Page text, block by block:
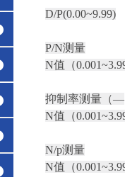
D/P(0.00~9.99)
P/N测量
N值（
抑制率测量（—
N值（
N/p测量
N值（